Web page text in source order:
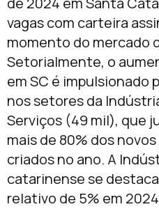
vagas com carteira
momento do mercado
Setorialmente, o
em SC é impulsionado
nos setores da
Serviços (49 mil), que
mais de 80% dos
criados no ano. A
catarinense se
relativo de 5% em